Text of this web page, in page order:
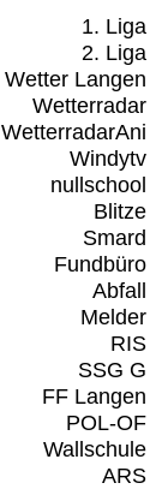
1. Liga
2. Liga
Wetter Langen
Wetterradar
WetterradarAni
Windytv
nullschool
Blitze
Smard
Fundbüro
Abfall
Melder
RIS
SSG G
FF Langen
POL-OF
Wallschule
ARS